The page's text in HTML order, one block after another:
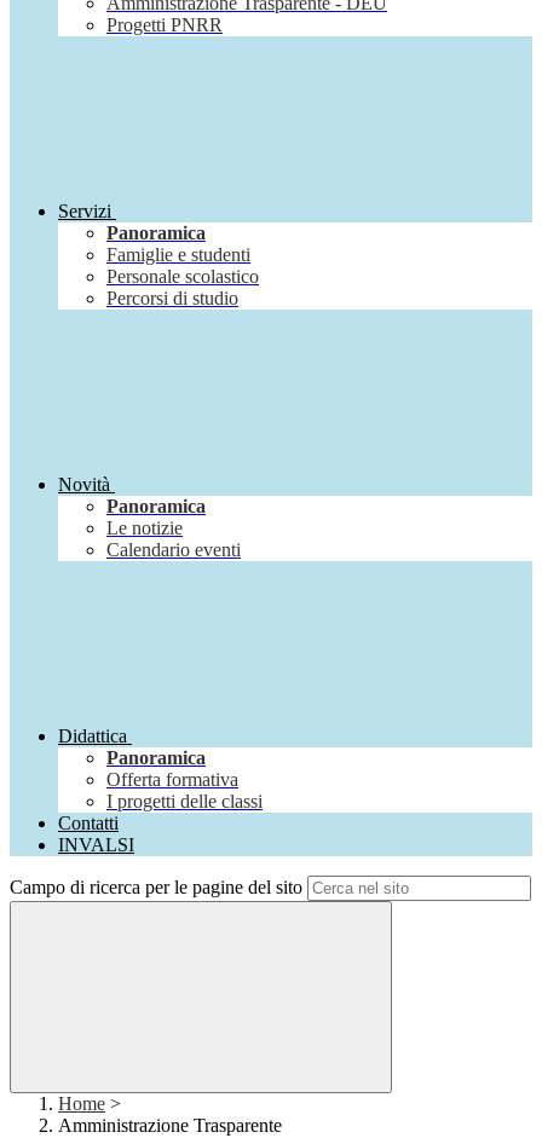
Progetti PNRR
Servizi
Panoramica
Famiglie e studenti
Personale scolastico
Percorsi di studio
Novità
Panoramica
Le notizie
Calendario eventi
Didattica
Panoramica
Offerta formativa
I progetti delle classi
Contatti
INVALSI
Campo di ricerca per le pagine del sito
Home >
Amministrazione Trasparente